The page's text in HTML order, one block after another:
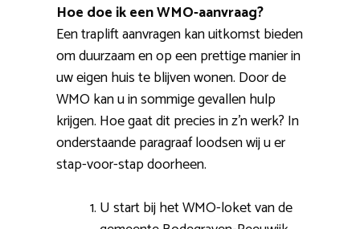
Hoe doe ik een WMO-aanvraag?
Een traplift aanvragen kan uitkomst bieden
om duurzaam en op een prettige manier in
uw eigen huis te blijven wonen. Door de
WMO kan u in sommige gevallen hulp
krijgen. Hoe gaat dit precies in z’n werk? In
onderstaande paragraaf loodsen wij u er
stap-voor-stap doorheen.
U start bij het WMO-loket van de